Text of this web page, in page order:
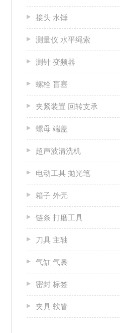
接头 水锤
测量仪 水平绳索
测针 变频器
螺栓 盲塞
夹紧装置 回转支承
螺母 端盖
超声波清洗机
电动工具 抛光笔
箱子 外壳
链条 打磨工具
刀具 主轴
气缸 气囊
密封 标签
夹具 软管